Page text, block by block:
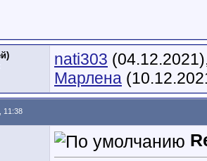
nati303
Марлена
11:38